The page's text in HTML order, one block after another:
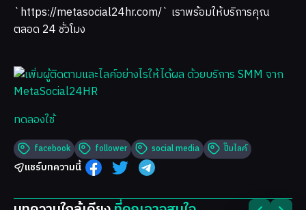
`https://metasocial24hr.com/` เราพร้อมให้บริการคุณ
ตลอด 24 ชั่วโมง
ทดลองใช้
facebook follower social media ปั๊มไลค์
แชร์บทความนี้